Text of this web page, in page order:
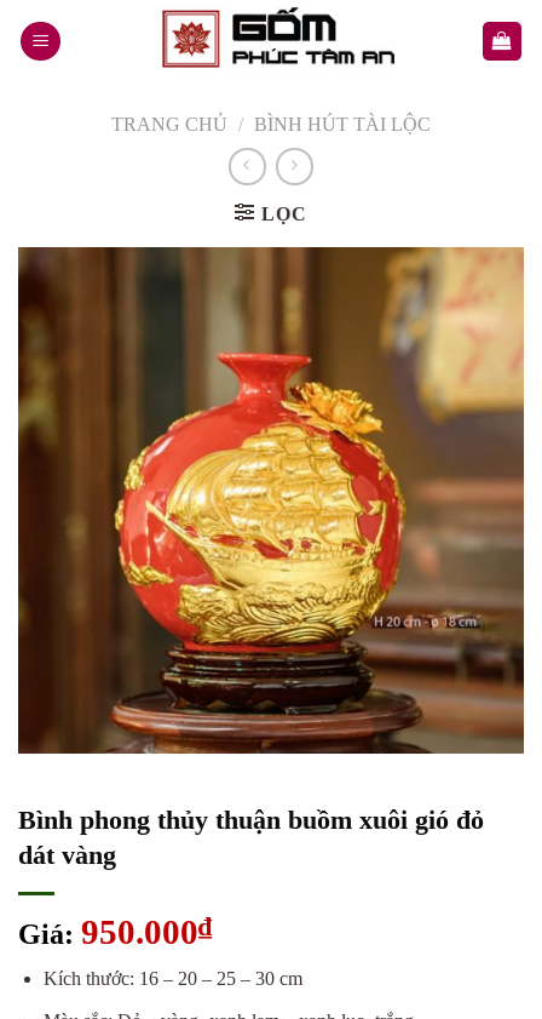
TRANG CHỦ / BÌNH HÚT TÀI LỘC
LỌC
Bình phong thủy thuận buồm xuôi gió đỏ
dát vàng
Giá: 950.000₫
Kích thước: 16 – 20 – 25 – 30 cm